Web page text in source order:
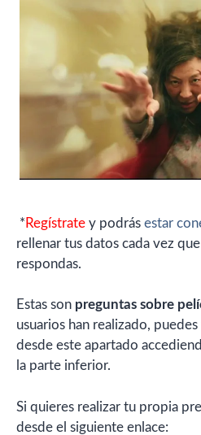
* Regístrate y podrás estar
rellenar tus datos cada vez
respondas.
Estas son preguntas sobre
usuarios han realizado,
desde este apartado
la parte inferior.
Si quieres realizar tu propia
desde el siguiente enlace: